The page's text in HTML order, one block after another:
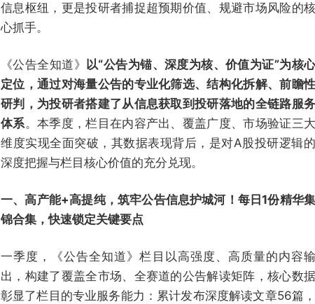
信息枢纽，更是投研者捕捉超预期价值、规避市场风险的核
心抓手。
《公告全知道》 以“公告为锚、深度为核、价值为证”为核
定位，通过对海量公告的专业化筛选、结构化拆解、前瞻性
研判，为投研者搭建了从信息获取到投研落地的全链路服务
体系。本季度，栏目在内容产出、覆盖广度、市场验证三大
维度实现全面突破，其数据表现背后，是对A股投研逻辑的
深度把握与栏目核心价值的充分兑现。
一、高产能+高提纯，筑牢公告信息护城河！每日1份精华集
锦合集，快速锁定关键要点
一季度，《公告全知道》栏目以高强度、高质量的内容输
出，构建了覆盖全市场、全赛道的公告解读矩阵，核心数据
彰显了栏目的专业服务能力：累计发布深度解读文章56篇，